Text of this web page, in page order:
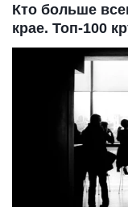
Кто больше
крае. Топ-100